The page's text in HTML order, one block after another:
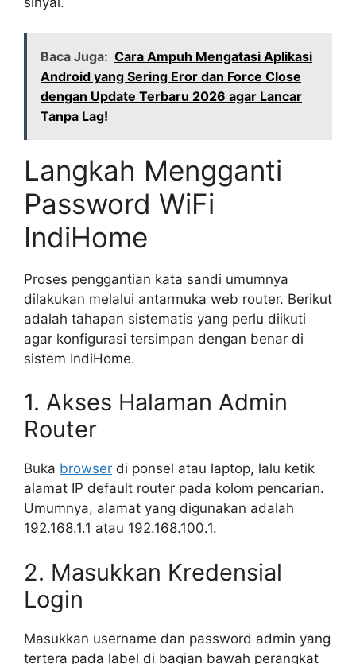
Baca Juga: Cara Ampuh Mengatasi Aplikasi
Android yang Sering Eror dan Force Close
dengan Update Terbaru 2026 agar Lancar
Tanpa Lag!
Langkah Mengganti
Password WiFi
IndiHome
Proses penggantian kata sandi umumnya
dilakukan melalui antarmuka web router. Berikut
adalah tahapan sistematis yang perlu diikuti
agar konfigurasi tersimpan dengan benar di
sistem IndiHome.
1. Akses Halaman Admin
Router
Buka browser di ponsel atau laptop, lalu ketik
alamat IP default router pada kolom pencarian.
Umumnya, alamat yang digunakan adalah
192.168.1.1 atau 192.168.100.1.
2. Masukkan Kredensial
Login
Masukkan username dan password admin yang
tertera pada label di bagian bawah perangkat